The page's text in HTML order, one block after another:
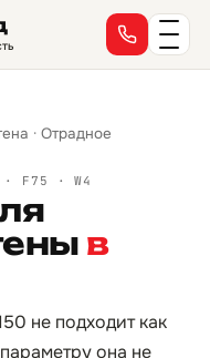
· Отрадное
F75 · W4
в
не подходит как
она не